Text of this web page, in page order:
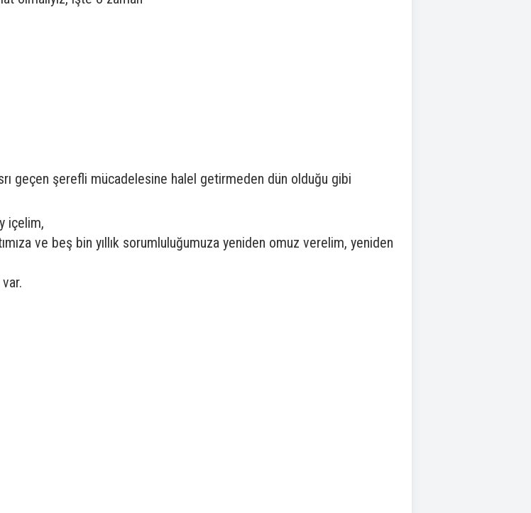
geçen şerefli mücadelesine halel getirmeden dün olduğu gibi
içelim,
ve beş bin yıllık sorumluluğumuza yeniden omuz verelim, yeniden